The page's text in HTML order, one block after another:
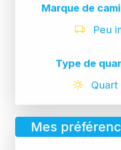
Marque de
Peu
Type de
Mes